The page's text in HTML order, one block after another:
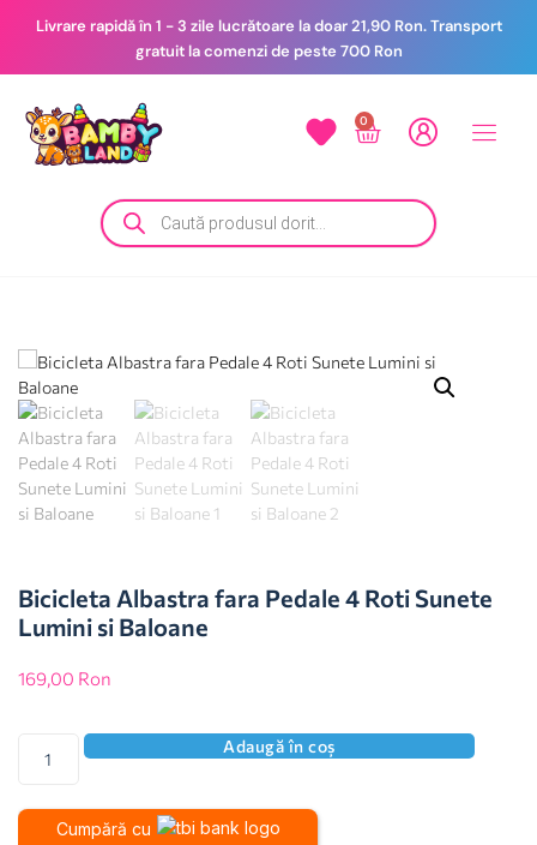
Livrare rapidă în 1 - 3 zile lucrătoare la doar 21,90 Ron. Transport
gratuit la comenzi de peste 700 Ron
0
Bicicleta Albastra fara Pedale 4 Roti Sunete
Lumini si Baloane
169,00 Ron
Adaugă în coș
Cumpără cu